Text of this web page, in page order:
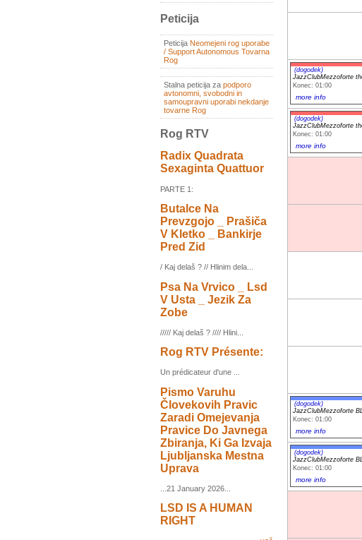
Peticija
Peticija Neomejeni rog uporabe
/ Support Autonomous Tovarna
Rog
Stalna peticija za podporo
avtonomni, svobodni in
samoupravni uporabi nekdanje
tovarne Rog
Rog RTV
Radix Quadrata
Sexaginta Quattuor
PARTE 1:
Butalce Na
Prevzgojo _ Prašiča
V Kletko _ Bankirje
Pred Zid
/ Kaj delaš ? // Hlinim dela...
Psa Na Vrvico _ Lsd
V Usta _ Jezik Za
Zobe
///// Kaj delaš ? //// Hlini...
Rog RTV Présente:
Un prédicateur d'une ...
Pismo Varuhu
Človekovih Pravic
Zaradi Omejevanja
Pravice Do Javnega
Zbiranja, Ki Ga Izvaja
Ljubljanska Mestna
Uprava
...21 January 2026...
LSD IS A HUMAN
RIGHT
(dogodek)
JazzClubMezzoforte
Konec: 01:00
more info
(dogodek)
JazzClubMezzoforte
Konec: 01:00
more info
(dogodek)
JazzClubMezzoforte
Konec: 01:00
more info
(dogodek)
JazzClubMezzoforte
Konec: 01:00
more info